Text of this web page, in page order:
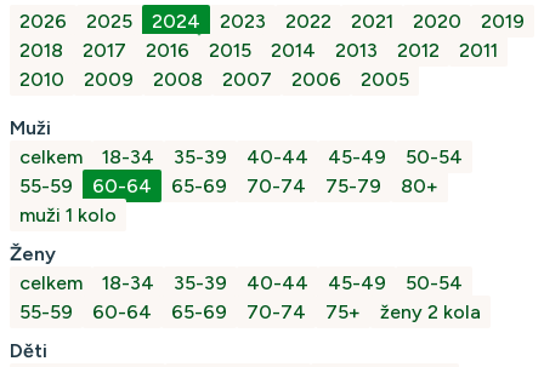
2026 2025 2024 2023 2022 2021 2020
2019
2018
2017 2016 2015 2014 2013 2012
2011
2010
2009 2008 2007 2006 2005
Muži
celkem
18-34 35-39 40-44 45-49
50-54
55-59
60-64 65-69 70-74 75-79
80+
muži 1 kolo
Ženy
celkem
18-34 35-39 40-44 45-49
50-54
55-59
60-64 65-69 70-74 75+
ženy 2 kola
Děti